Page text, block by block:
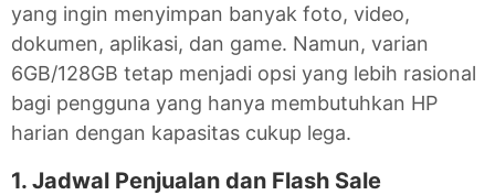
yang ingin menyimpan banyak foto, video,
dokumen, aplikasi, dan game. Namun, varian
6GB/128GB tetap menjadi opsi yang lebih rasional
bagi pengguna yang hanya membutuhkan HP
harian dengan kapasitas cukup lega.
1. Jadwal Penjualan dan Flash Sale